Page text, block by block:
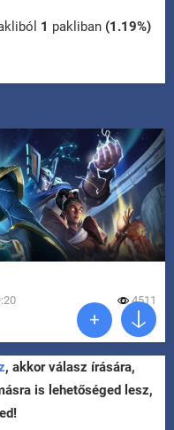
1 pakliban (1.19%)
4511
, akkor válasz írására,
is lehetőséged lesz,